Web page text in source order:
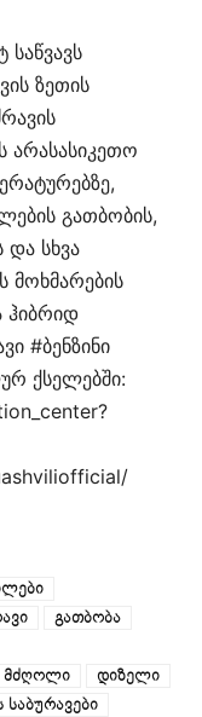
ზეთის
არასასიკეთო
გათბობის,
და სხვა
მოხმარების
ჰიბრიდ
#ბენზინი
ქსელებში:
გათბობა
მძღოლი
დიზელი
საბურავები